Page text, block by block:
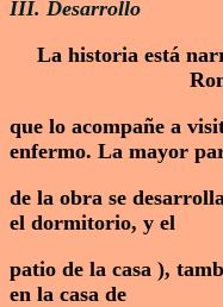
III. Desarrollo
La historia está
que lo acompañe a
enfermo. La mayor
de la obra se
el dormitorio, y el
patio de la casa ),
en la casa de